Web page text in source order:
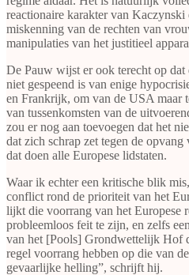
reactionaire karakter van
miskenning van de rechten van
manipulaties van het justitieel
De Pauw wijst er ook terecht op
niet gespeend is van enige
en Frankrijk, om van de USA maar
van tussenkomsten van de
zou er nog aan toevoegen dat het
dat zich schrap zet tegen de opvang
dat doen alle Europese lidstaten.
Waar ik echter een kritische blik
conflict rond de prioriteit van het
lijkt die voorrang van het Europese
probleemloos feit te zijn, en zelfs
van het [Pools] Grondwettelijk Hof
regel voorrang hebben op die van
gevaarlijke helling”, schrijft hij.